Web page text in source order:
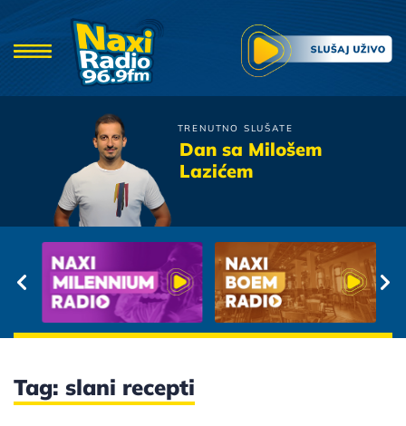
TRENUTNO SLUŠATE
Dan sa Milošem
Lazićem
Vampiri
Tag: slani recepti